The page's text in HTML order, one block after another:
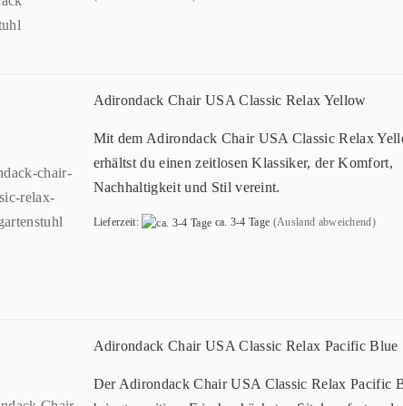
Adirondack Chair USA Classic Relax Yellow
Mit dem Adirondack Chair USA Classic Relax
erhältst du einen zeitlosen Klassiker, der Komfort,
Nachhaltigkeit und Stil vereint.
Lieferzeit: ca. 3-4 Tage (Ausland abweichend)
Adirondack Chair USA Classic Relax Pacific Blue
Der Adirondack Chair USA Classic Relax Pacific